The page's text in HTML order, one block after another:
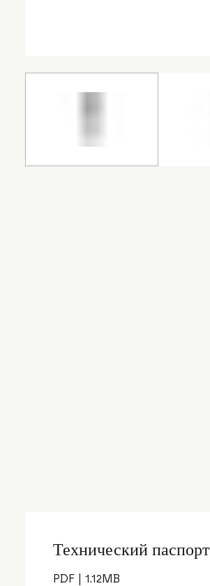
Технический паспорт
PDF 1.12MB